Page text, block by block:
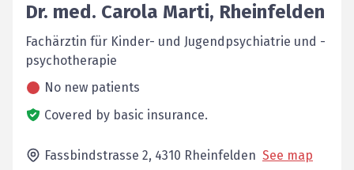
Dr. med. Carola Marti, Rheinfelden
Fachärztin für Kinder- und Jugendpsychiatrie und -
psychotherapie
No new patients
Covered by basic insurance.
Fassbindstrasse 2, 4310 Rheinfelden See map